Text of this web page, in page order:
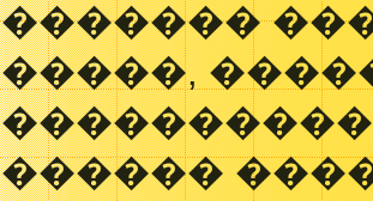
�������
�����,
������